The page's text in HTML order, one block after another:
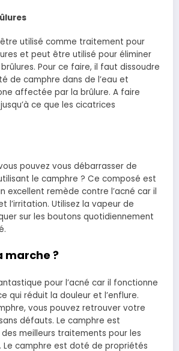
utilisé comme traitement pour
et peut être utilisé pour éliminer
Pour ce faire, il faut dissoudre
de camphre dans de l’eau et
affectée par la brûlure. A faire
ce que les cicatrices
pouvez vous débarrasser de
le camphre ? Ce composé est
excellent remède contre l’acné car il
l’irritation. Utilisez la vapeur de
sur les boutons quotidiennement
marche ?
pour l’acné car il fonctionne
qui réduit la douleur et l’enflure.
vous pouvez retrouver votre
défauts. Le camphre est
meilleurs traitements pour les
Le camphre est doté de propriétés